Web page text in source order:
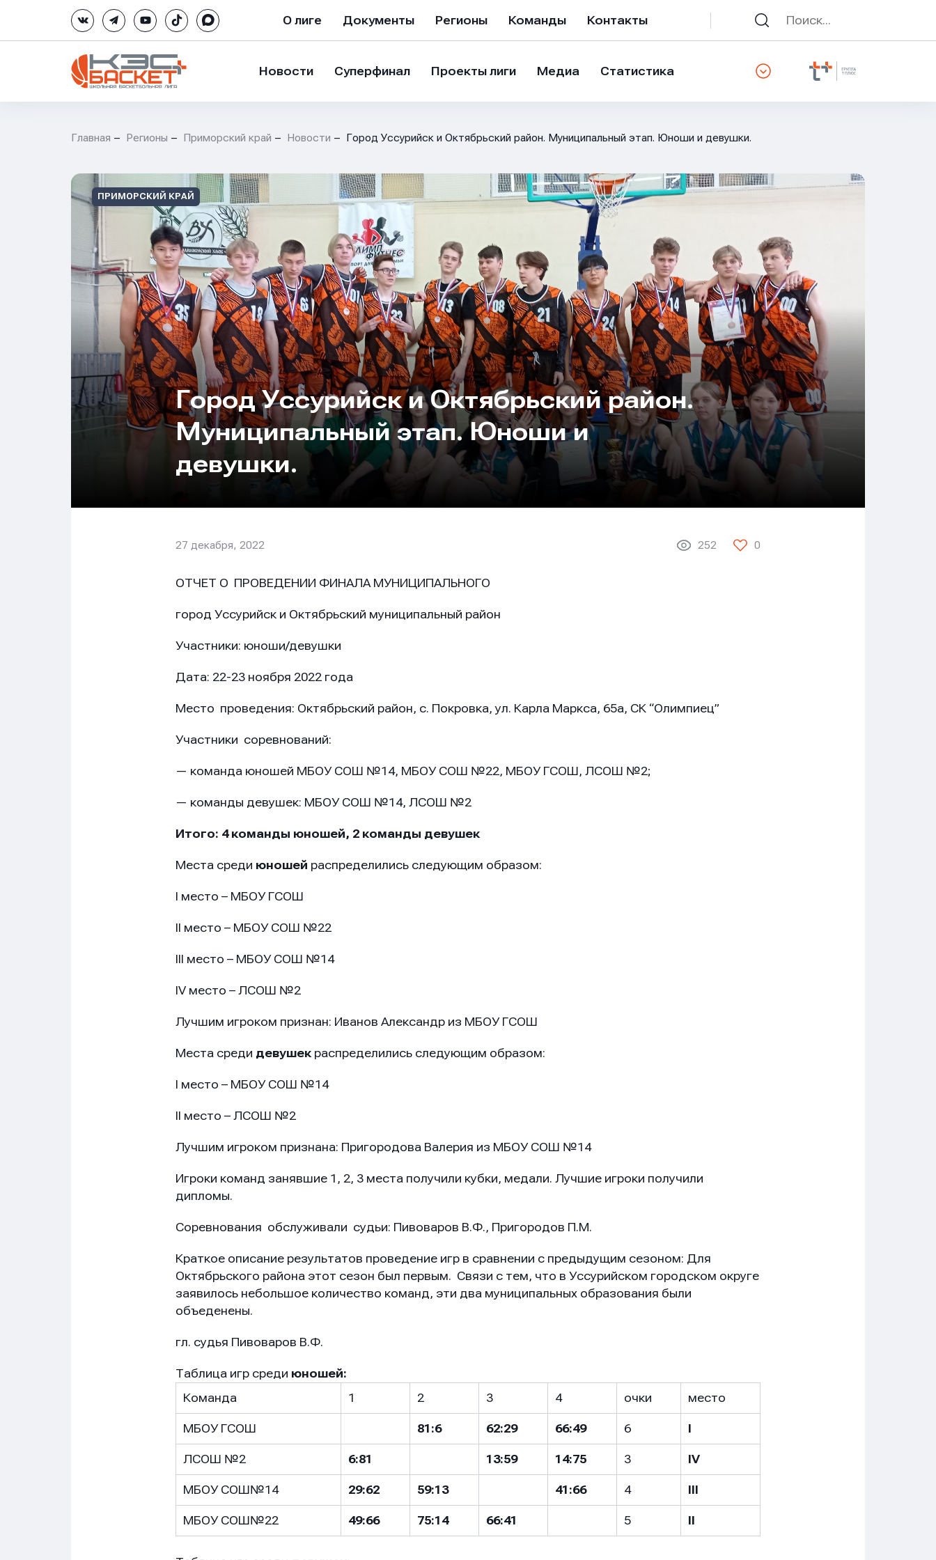
О лиге Документы Регионы Команды Контакты
Новости Суперфинал Проекты лиги Медиа Статистика
Главная Регионы Приморский край Новости Город Уссурийск и Октябрьский район. Муниципальный этап. Юноши и девушки.
ПРИМОРСКИЙ КРАЙ
Город Уссурийск и Октябрьский район.
Муниципальный этап. Юноши и
девушки.
27 декабря, 2022 252 0
ОТЧЕТ О ПРОВЕДЕНИИ ФИНАЛА МУНИЦИПАЛЬНОГО
город Уссурийск и Октябрьский муниципальный район
Участники: юноши/девушки
Дата: 22-23 ноября 2022 года
Место проведения: Октябрьский район, с. Покровка, ул. Карла Маркса, 65а, СК “Олимпиец”
Участники соревнований:
— команда юношей МБОУ СОШ №14, МБОУ СОШ №22, МБОУ ГСОШ, ЛСОШ №2;
— команды девушек: МБОУ СОШ №14, ЛСОШ №2
Итого: 4 команды юношей, 2 команды девушек
Места среди юношей распределились следующим образом:
I место – МБОУ ГСОШ
II место – МБОУ СОШ №22
III место – МБОУ СОШ №14
IV место – ЛСОШ №2
Лучшим игроком признан: Иванов Александр из МБОУ ГСОШ
Места среди девушекраспределились следующим образом:
I место – МБОУ СОШ №14
II место – ЛСОШ №2
Лучшим игроком признана: Пригородова Валерия из МБОУ СОШ №14
Игроки команд занявшие 1, 2, 3 места получили кубки, медали. Лучшие игроки получили
дипломы.
Соревнования обслуживали судьи: Пивоваров В.Ф., Пригородов П.М.
Краткое описание результатов проведение игр в сравнении с предыдущим сезоном: Для
Октябрьского района этот сезон был первым. Связи с тем, что в Уссурийском городском округе
заявилось небольшое количество команд, эти два муниципальных образования были
объеденены.
гл. судья Пивоваров В.Ф.
Таблица игр среди юношей:
Команда
1 2 3 4 очки место
МБОУ ГСОШ 81:6 62:29 66:49 6 I
ЛСОШ №2 6:81 13:59 14:75 3 IV
МБОУ СОШ№14 29:62 59:13 41:66 4 III
МБОУ СОШ№22 49:66 75:14 66:41 5 II
Телефон
Телефон
Телефон